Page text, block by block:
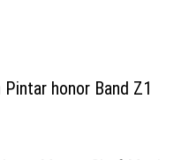
honor Band Z1